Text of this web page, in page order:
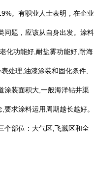
。有职业人士表明，在企业
问题，应该从自身出发。涂料
老化功能好 耐盐雾功能好 耐海
处理 油漆涂装和固化条件
涂装面积大 一般海洋钻井渠
要求涂料运用周期越长越好。
个部位：大气区 飞溅区和全